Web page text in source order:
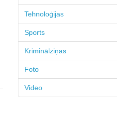
Tehnoloģijas
Sports
Kriminālziņas
Foto
Video